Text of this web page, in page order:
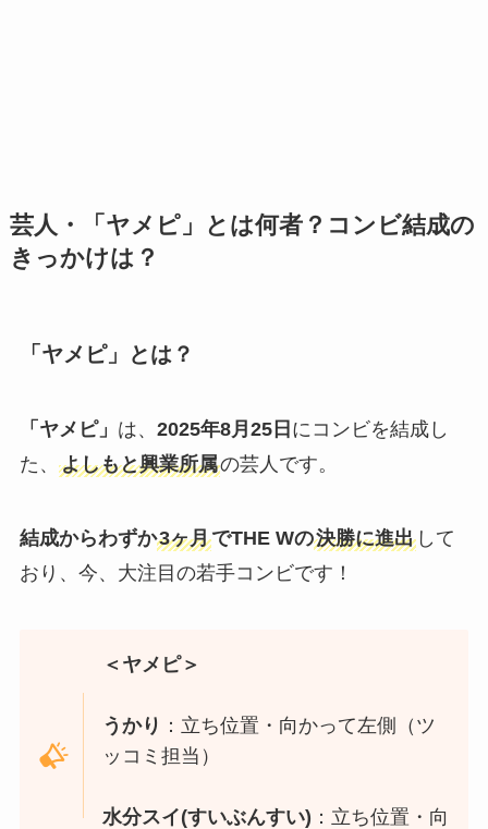
芸人・「ヤメピ」とは何者？コンビ結成の
きっかけは？
「ヤメピ」とは？
「ヤメピ」 は、 2025年8月25日 にコンビを結成し
た、 よしもと興業所属の芸人です。
結成からわずか3ヶ月でTHE Wの決勝に進出して
おり、今、大注目の若手コンビです！
＜ヤメピ＞
うかり ：立ち位置・向かって左側（ツ
ッコミ担当）
水分スイ(すいぶんすい) ：立ち位置・向